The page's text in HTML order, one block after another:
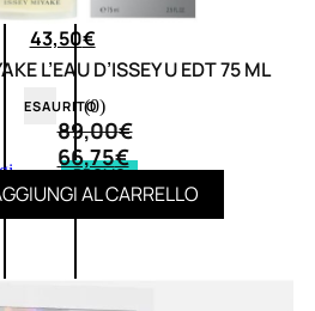
58,00 €
43,50€
ESAURITO
PROMO
L’EAU D’ISSEY U EDT 75 ML
(0)
89,00€
66,75€
AL CARRELLO